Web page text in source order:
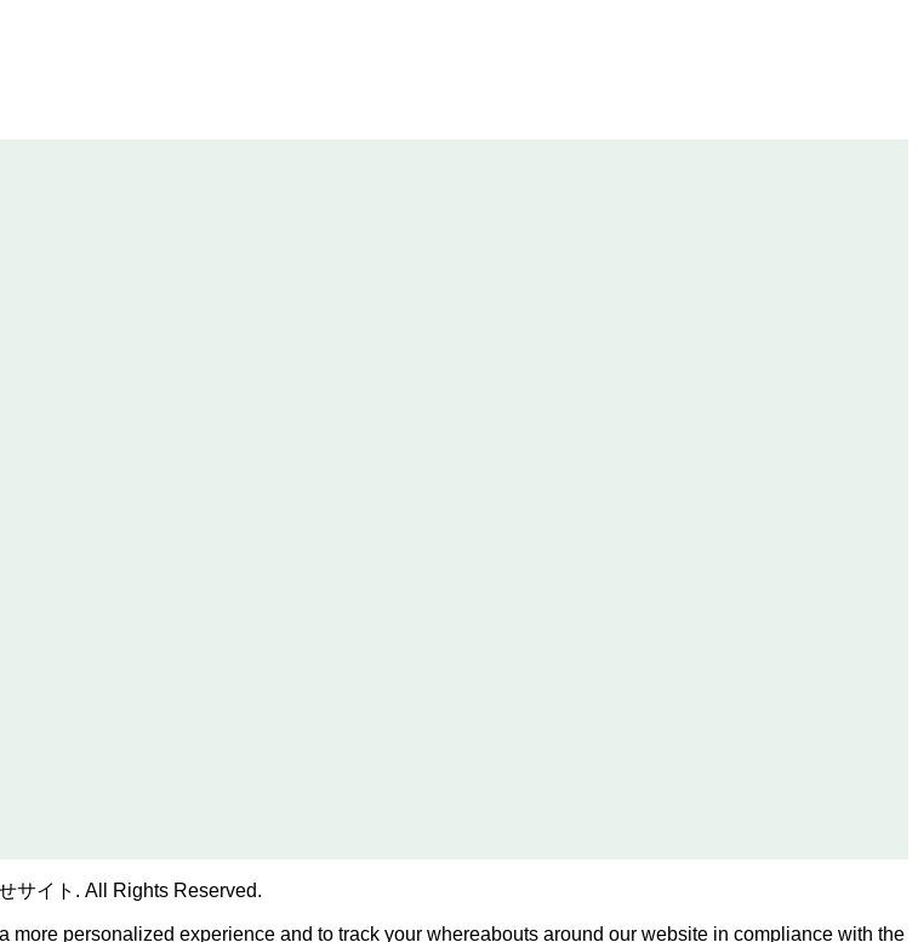
サイト. All Rights Reserved.
personalized experience and to track your whereabouts around our website in compliance with the